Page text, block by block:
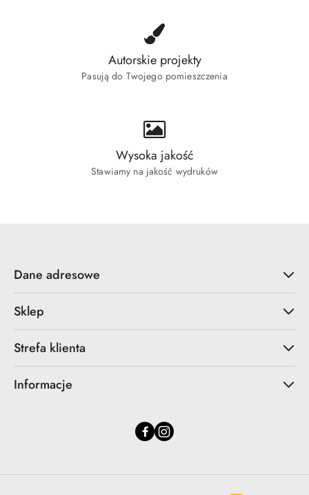
Autorskie projekty
Pasują do Twojego pomieszczenia
Wysoka jakość
Stawiamy na jakość wydruków
Dane adresowe
Sklep
Strefa klienta
Informacje